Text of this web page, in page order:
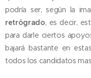
podría ser, según la
retrógrado, es decir,
para darle ciertos
bajará bastante en
todos los candidatos